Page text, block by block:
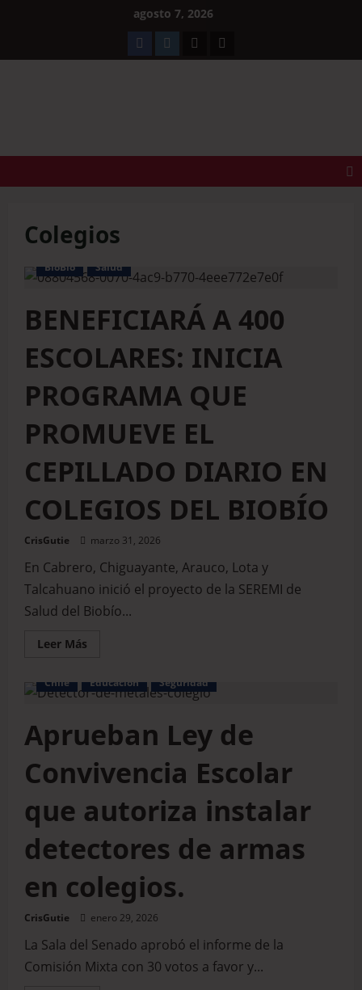
agosto 7, 2026
Colegios
BioBio Salud
BENEFICIARÁ A 400
ESCOLARES: INICIA
PROGRAMA QUE
PROMUEVE EL
CEPILLADO DIARIO EN
COLEGIOS DEL BIOBÍO
CrisGutie marzo 31, 2026
En Cabrero, Chiguayante, Arauco, Lota y
Talcahuano inició el proyecto de la SEREMI de
Salud del Biobío...
Leer Más
Chile Educación Seguridad
Aprueban Ley de
Convivencia Escolar
que autoriza instalar
detectores de armas
en colegios.
CrisGutie enero 29, 2026
La Sala del Senado aprobó el informe de la
Comisión Mixta con 30 votos a favor y...